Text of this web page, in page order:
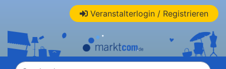
Veranstalterlogin / Registrieren